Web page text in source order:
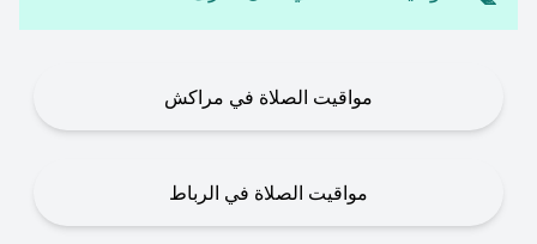
مواقيت الصلاة في مراكش
مواقيت الصلاة في الرباط